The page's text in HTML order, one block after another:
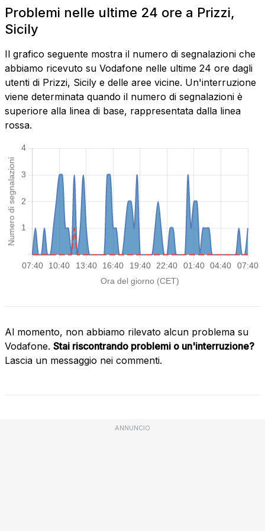
Problemi nelle ultime 24 ore a Prizzi,
Sicily
Il grafico seguente mostra il numero di segnalazioni che
abbiamo ricevuto su Vodafone nelle ultime 24 ore dagli
utenti di Prizzi, Sicily e delle aree vicine. Un'interruzione
viene determinata quando il numero di segnalazioni è
superiore alla linea di base, rappresentata dalla linea
rossa.
Al momento, non abbiamo rilevato alcun problema su
Vodafone. Stai riscontrando problemi o un'interruzione?
Lascia un messaggio nei commenti.
ANNUNCIO